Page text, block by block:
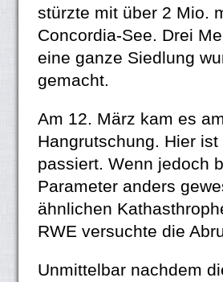
stürzte mit über 2 Mio.
Concordia-See. Drei
eine ganze Siedlung
gemacht.
Am 12. März kam es
Hangrutschung. Hier
passiert. Wenn jedoch
Parameter anders
ähnlichen
RWE versuchte die
Unmittelbar nachdem